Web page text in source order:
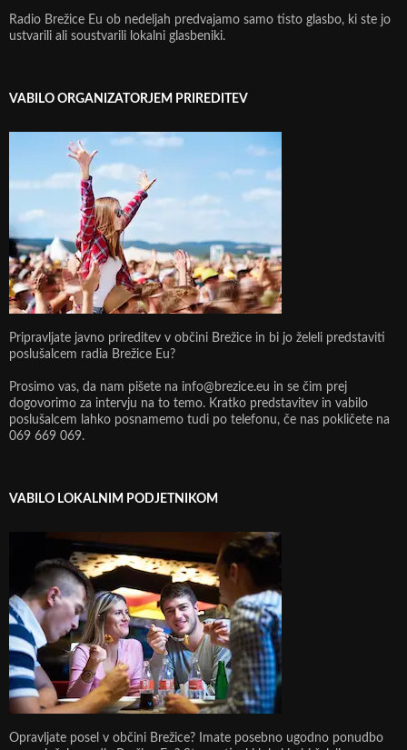
Radio Brežice Eu ob nedeljah predvajamo samo tisto glasbo, ki ste jo
ustvarili ali soustvarili lokalni glasbeniki.
VABILO ORGANIZATORJEM PRIREDITEV
Pripravljate javno prireditev v občini Brežice in bi jo želeli predstaviti
poslušalcem radia Brežice Eu?
Prosimo vas, da nam pišete na info@brezice.eu in se čim prej
dogovorimo za intervju na to temo. Kratko predstavitev in vabilo
poslušalcem lahko posnamemo tudi po telefonu, če nas pokličete na
069 669 069.
VABILO LOKALNIM PODJETNIKOM
Opravljate posel v občini Brežice? Imate posebno ugodno ponudbo